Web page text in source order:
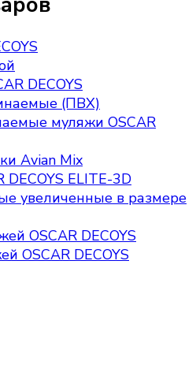
DECOYS
(ПВХ)
муляжи OSCAR
Avian Mix
ELITE-3D
увеличенные в размере
OSCAR DECOYS
OSCAR DECOYS